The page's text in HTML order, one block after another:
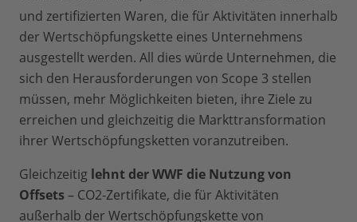
und zertifizierten Waren, die für Aktivitäten innerhalb
der Wertschöpfungskette eines Unternehmens
ausgestellt werden. All dies würde Unternehmen, die
sich den Herausforderungen von Scope 3 stellen
müssen, mehr Möglichkeiten bieten, ihre Ziele zu
erreichen und gleichzeitig die Markttransformation
ihrer Wertschöpfungsketten voranzutreiben.
Gleichzeitig lehnt der WWF die Nutzung von
Offsets – CO2-Zertifikate, die für Aktivitäten
außerhalb der Wertschöpfungskette von